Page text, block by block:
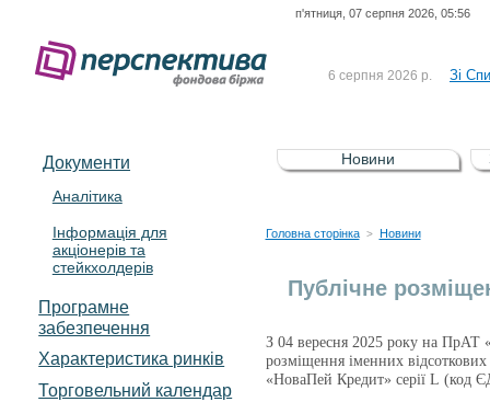
п'ятниця, 07 серпня 2026, 05:56
6 серпня 2026 р. Зі
5 серпня 2026 р.
Зі
UA4000232607)
4 серпня 2026 р.
Документи
Аналітика
Інформація для
акціонерів та
стейкхолдерів
Програмне
забезпечення
Характеристика pинків
Торговельний календар
Новини
Головна сторінка > Новини
Публічне
З 04 вересня 2025 року на
розміщення іменних
«НоваПей Кредит» серії L